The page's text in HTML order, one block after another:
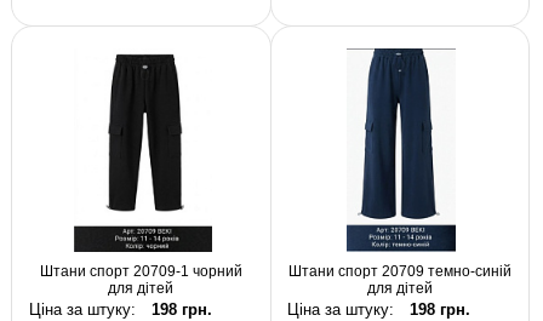
Штани спорт 20709-1 чорний
для дітей
Ціна за штуку: 198 грн.
Штани спорт 20709 темно-синій
для дітей
Ціна за штуку: 198 грн.